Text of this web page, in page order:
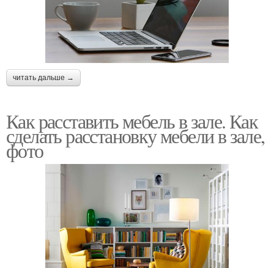
читать дальше →
Как расставить мебель в зале. Как
сделать расстановку мебели в зале,
фото